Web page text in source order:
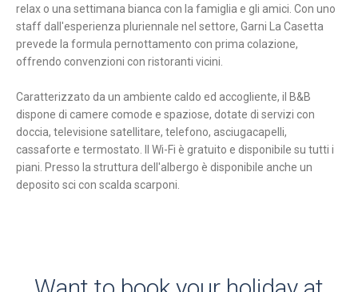
relax o una settimana bianca con la famiglia e gli amici. Con uno
staff dall'esperienza pluriennale nel settore, Garni La Casetta
prevede la formula pernottamento con prima colazione,
offrendo convenzioni con ristoranti vicini.
Caratterizzato da un ambiente caldo ed accogliente, il B&B
dispone di camere comode e spaziose, dotate di servizi con
doccia, televisione satellitare, telefono, asciugacapelli,
cassaforte e termostato. Il Wi-Fi è gratuito e disponibile su tutti i
piani. Presso la struttura dell'albergo è disponibile anche un
deposito sci con scalda scarponi.